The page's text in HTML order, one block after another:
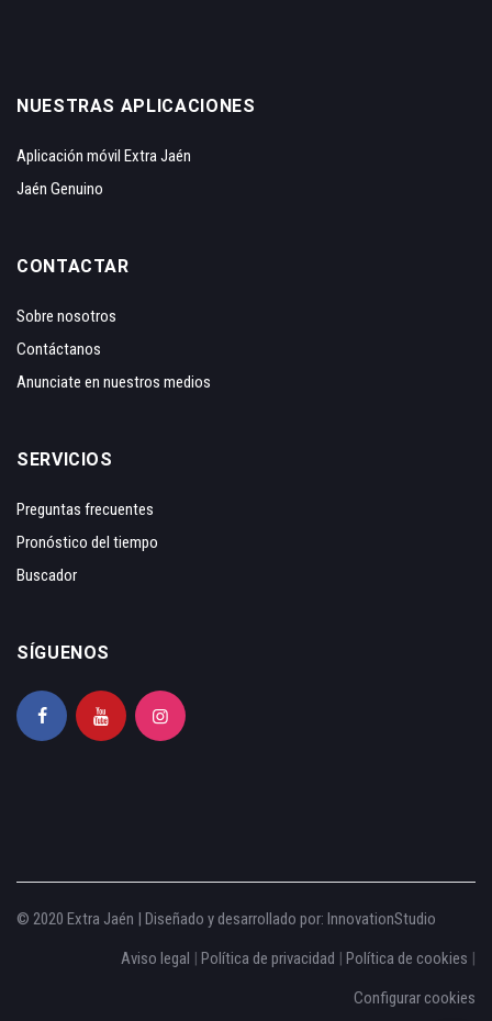
NUESTRAS APLICACIONES
Aplicación móvil Extra Jaén
Jaén Genuino
CONTACTAR
Sobre nosotros
Contáctanos
Anunciate en nuestros medios
SERVICIOS
Preguntas frecuentes
Pronóstico del tiempo
Buscador
SÍGUENOS
© 2020 Extra Jaén | Diseñado y desarrollado por: InnovationStudio
Aviso legal | Política de privacidad | Política de cookies |
Configurar cookies